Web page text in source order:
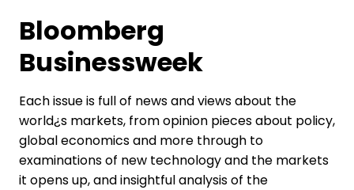
Bloomberg
Businessweek
Each issue is full of news and views about the
world¿s markets, from opinion pieces about policy,
global economics and more through to
examinations of new technology and the markets
it opens up, and insightful analysis of the